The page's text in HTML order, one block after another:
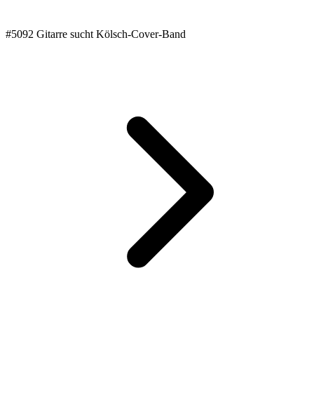
#5092 Gitarre sucht Kölsch-Cover-Band